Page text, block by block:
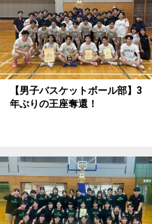
【男子バスケットボール部】3
年ぶりの王座奪還！